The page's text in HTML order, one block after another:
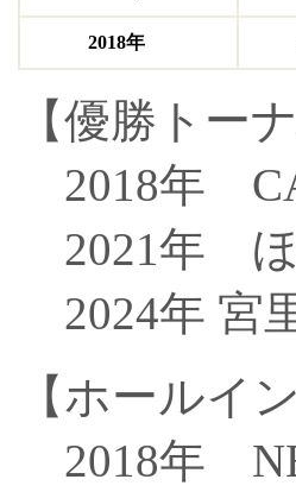
結果
■【公式競技】ワールドレ
2026年5月7日-5月10日
茨城ゴルフ倶楽部 西コー
結果 1 R
スコア 74( +2 )
■NTTドコモビジネスレディ
2026年4月30日-5月3日
賞金総額：￥120,000,000
2018年
【優勝トー
2018年
2021年 ほ
2024年 宮
【ホールイ
2018年